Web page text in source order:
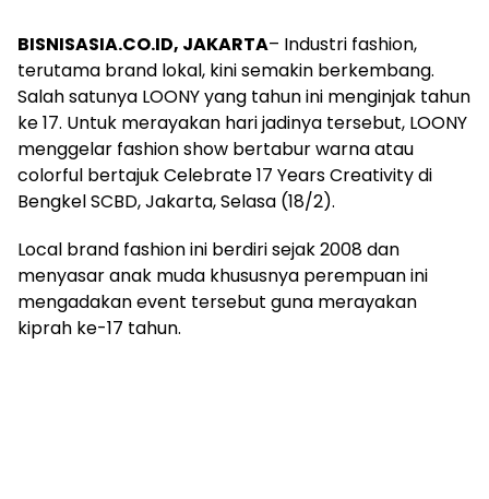
BISNISASIA.CO.ID, JAKARTA– Industri fashion,
terutama brand lokal, kini semakin berkembang.
Salah satunya LOONY yang tahun ini menginjak tahun
ke 17. Untuk merayakan hari jadinya tersebut, LOONY
menggelar fashion show bertabur warna atau
colorful bertajuk Celebrate 17 Years Creativity di
Bengkel SCBD, Jakarta, Selasa (18/2).
Local brand fashion ini berdiri sejak 2008 dan
menyasar anak muda khususnya perempuan ini
mengadakan event tersebut guna merayakan
kiprah ke-17 tahun.